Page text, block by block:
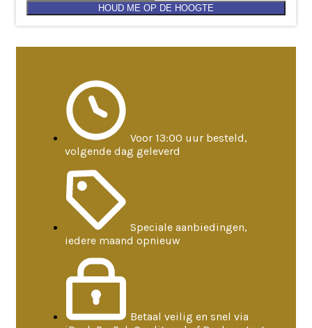
HOUD ME OP DE HOOGTE
Voor 13:00 uur besteld,
volgende dag geleverd
Speciale aanbiedingen,
iedere maand opnieuw
Betaal veilig en snel via